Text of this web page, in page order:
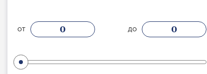
от 0 до 0